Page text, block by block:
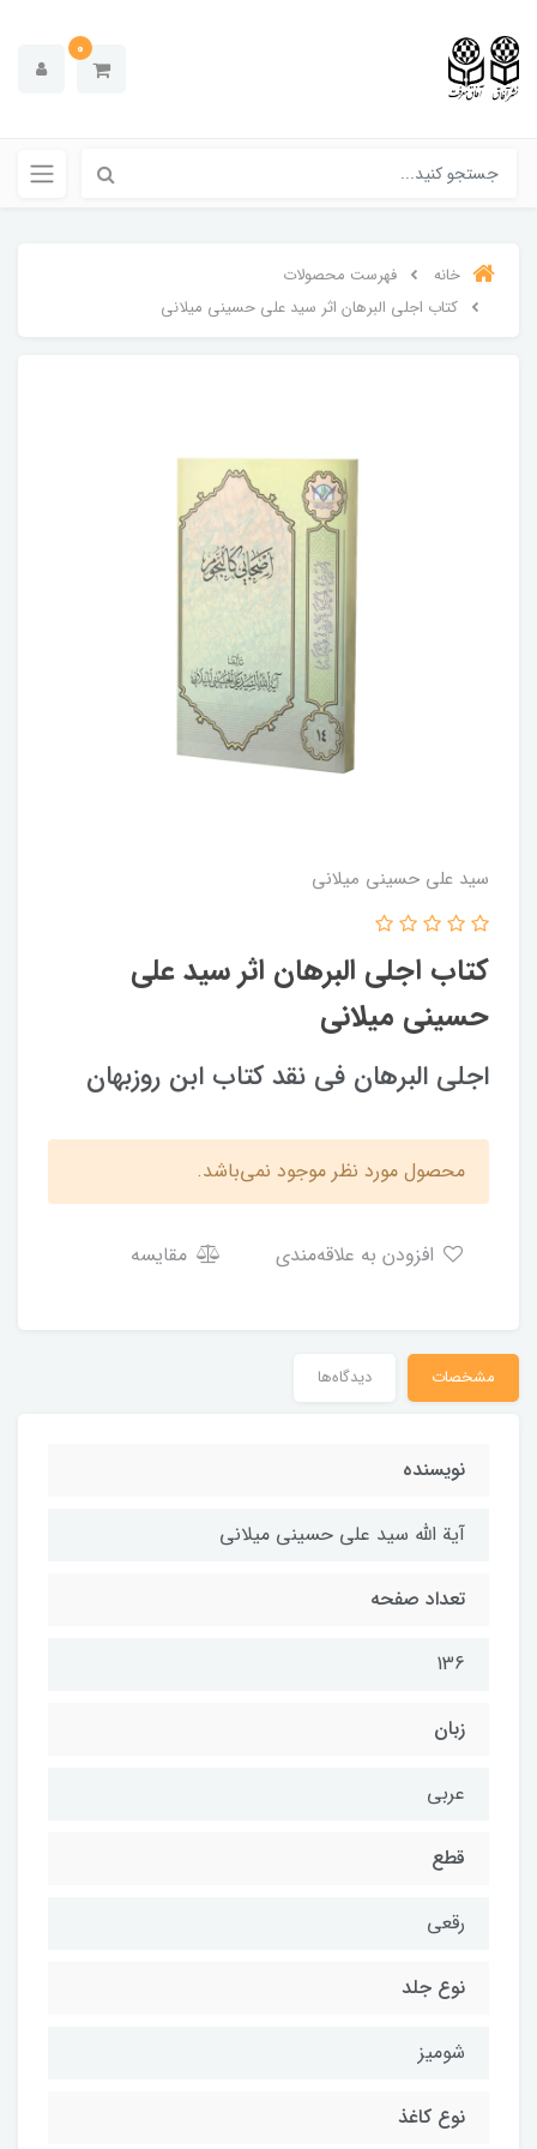
0
خانه
فهرست محصولات
کتاب اجلی البرهان اثر سید علی حسینی میلانی
سید علی حسینی میلانی
کتاب اجلی البرهان اثر سید علی
حسینی میلانی
اجلی البرهان فی نقد کتاب ابن روزبهان
محصول مورد نظر موجود نمی‌باشد.
مقایسه
مشخصات دیدگاه‌ها
نویسنده
آیة الله سید علی حسینی میلانی
تعداد صفحه
136
زبان
عربی
قطع
رقعی
نوع جلد
شومیز
نوع کاغذ